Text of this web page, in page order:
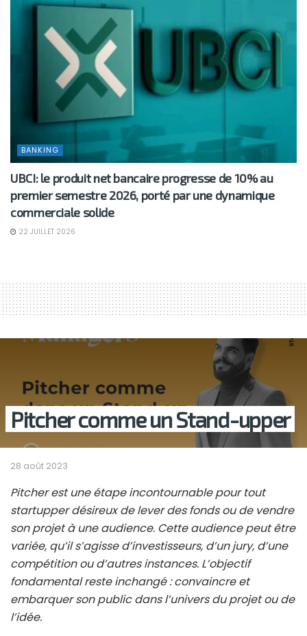
BANKING
UBCI: le produit net bancaire progresse de 10% au
premier semestre 2026, porté par une dynamique
commerciale solide
22 JUILLET 2026
Pitcher comme un Stand-upper
28 août 2023
Pitcher est une étape incontournable pour tout
startupper désireux de lever des fonds ou de vendre
son projet à une audience. Cette audience peut être
variée, qu’il s’agisse d’investisseurs, d’un jury, d’une
compétition ou d’autres instances. L’objectif
fondamental reste inchangé : convaincre et
embarquer son public dans l’univers du projet ou de
l’idée.